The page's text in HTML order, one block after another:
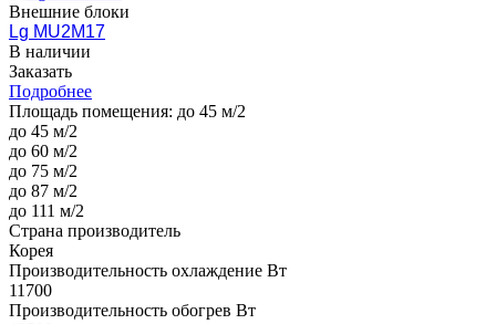
Внешние блоки
Lg MU2M17
В наличии
Заказать
Подробнее
Площадь помещения: до 45 м/2
до 45 м/2
до 60 м/2
до 75 м/2
до 87 м/2
до 111 м/2
Страна производитель
Корея
Производительность охлаждение Вт
11700
Производительность обогрев Вт